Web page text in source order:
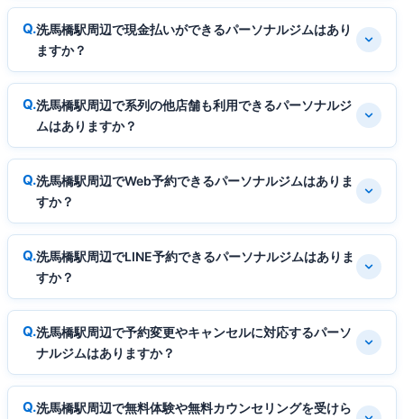
洗馬橋駅周辺で現金払いができるパーソナルジムはあり
ますか？
洗馬橋駅周辺で系列の他店舗も利用できるパーソナルジ
ムはありますか？
洗馬橋駅周辺でWeb予約できるパーソナルジムはありま
すか？
洗馬橋駅周辺でLINE予約できるパーソナルジムはありま
すか？
洗馬橋駅周辺で予約変更やキャンセルに対応するパーソ
ナルジムはありますか？
洗馬橋駅周辺で無料体験や無料カウンセリングを受けら